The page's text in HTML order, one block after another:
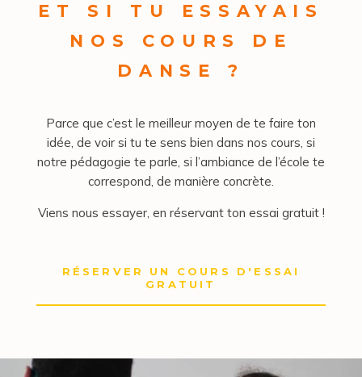
ET SI TU ESSAYAIS
NOS COURS DE
DANSE ?
Parce que c’est le meilleur moyen de te faire ton
idée, de voir si tu te sens bien dans nos cours, si
notre pédagogie te parle, si l’ambiance de l’école te
correspond, de manière concrète.
Viens nous essayer, en réservant ton essai gratuit !
RÉSERVER UN COURS D'ESSAI
GRATUIT